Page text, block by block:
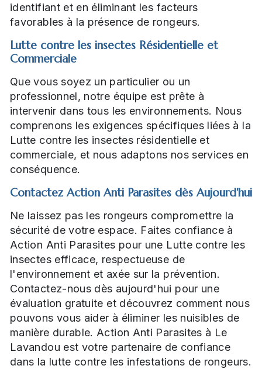
identifiant et en éliminant les facteurs
favorables à la présence de rongeurs.
Lutte contre les insectes Résidentielle et
Commerciale
Que vous soyez un particulier ou un
professionnel, notre équipe est prête à
intervenir dans tous les environnements. Nous
comprenons les exigences spécifiques liées à la
Lutte contre les insectes résidentielle et
commerciale, et nous adaptons nos services en
conséquence.
Contactez Action Anti Parasites dès Aujourd'hui
Ne laissez pas les rongeurs compromettre la
sécurité de votre espace. Faites confiance à
Action Anti Parasites pour une Lutte contre les
insectes efficace, respectueuse de
l'environnement et axée sur la prévention.
Contactez-nous dès aujourd'hui pour une
évaluation gratuite et découvrez comment nous
pouvons vous aider à éliminer les nuisibles de
manière durable. Action Anti Parasites à Le
Lavandou est votre partenaire de confiance
dans la lutte contre les infestations de rongeurs.